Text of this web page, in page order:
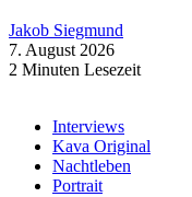
Jakob Siegmund
7. August 2026
2 Minuten Lesezeit
Interviews
Kava Original
Nachtleben
Portrait